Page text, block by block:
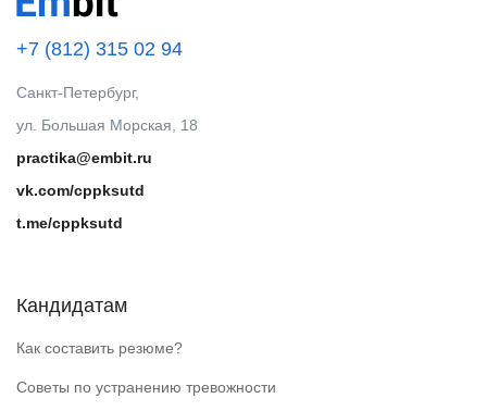
+7 (812) 315 02 94
Санкт-Петербург,
ул. Большая Морская, 18
practika@embit.ru
vk.com/cppksutd
t.me/cppksutd
Кандидатам
Как составить резюме?
Советы по устранению тревожности